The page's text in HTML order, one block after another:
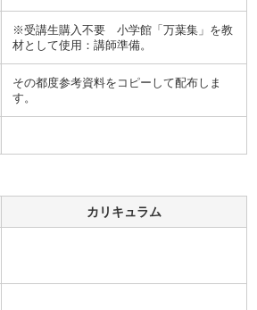
※受講生購入不要　小学館「万葉集」を教
材として使用：講師準備。
その都度参考資料をコピーして配布しま
す。
カリキュラム